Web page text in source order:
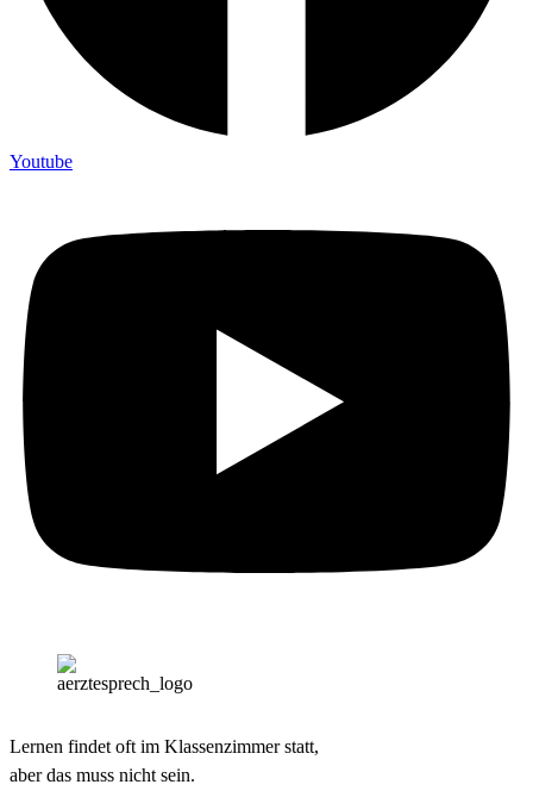
Youtube
Lernen findet oft im Klassenzimmer statt,
aber das muss nicht sein.